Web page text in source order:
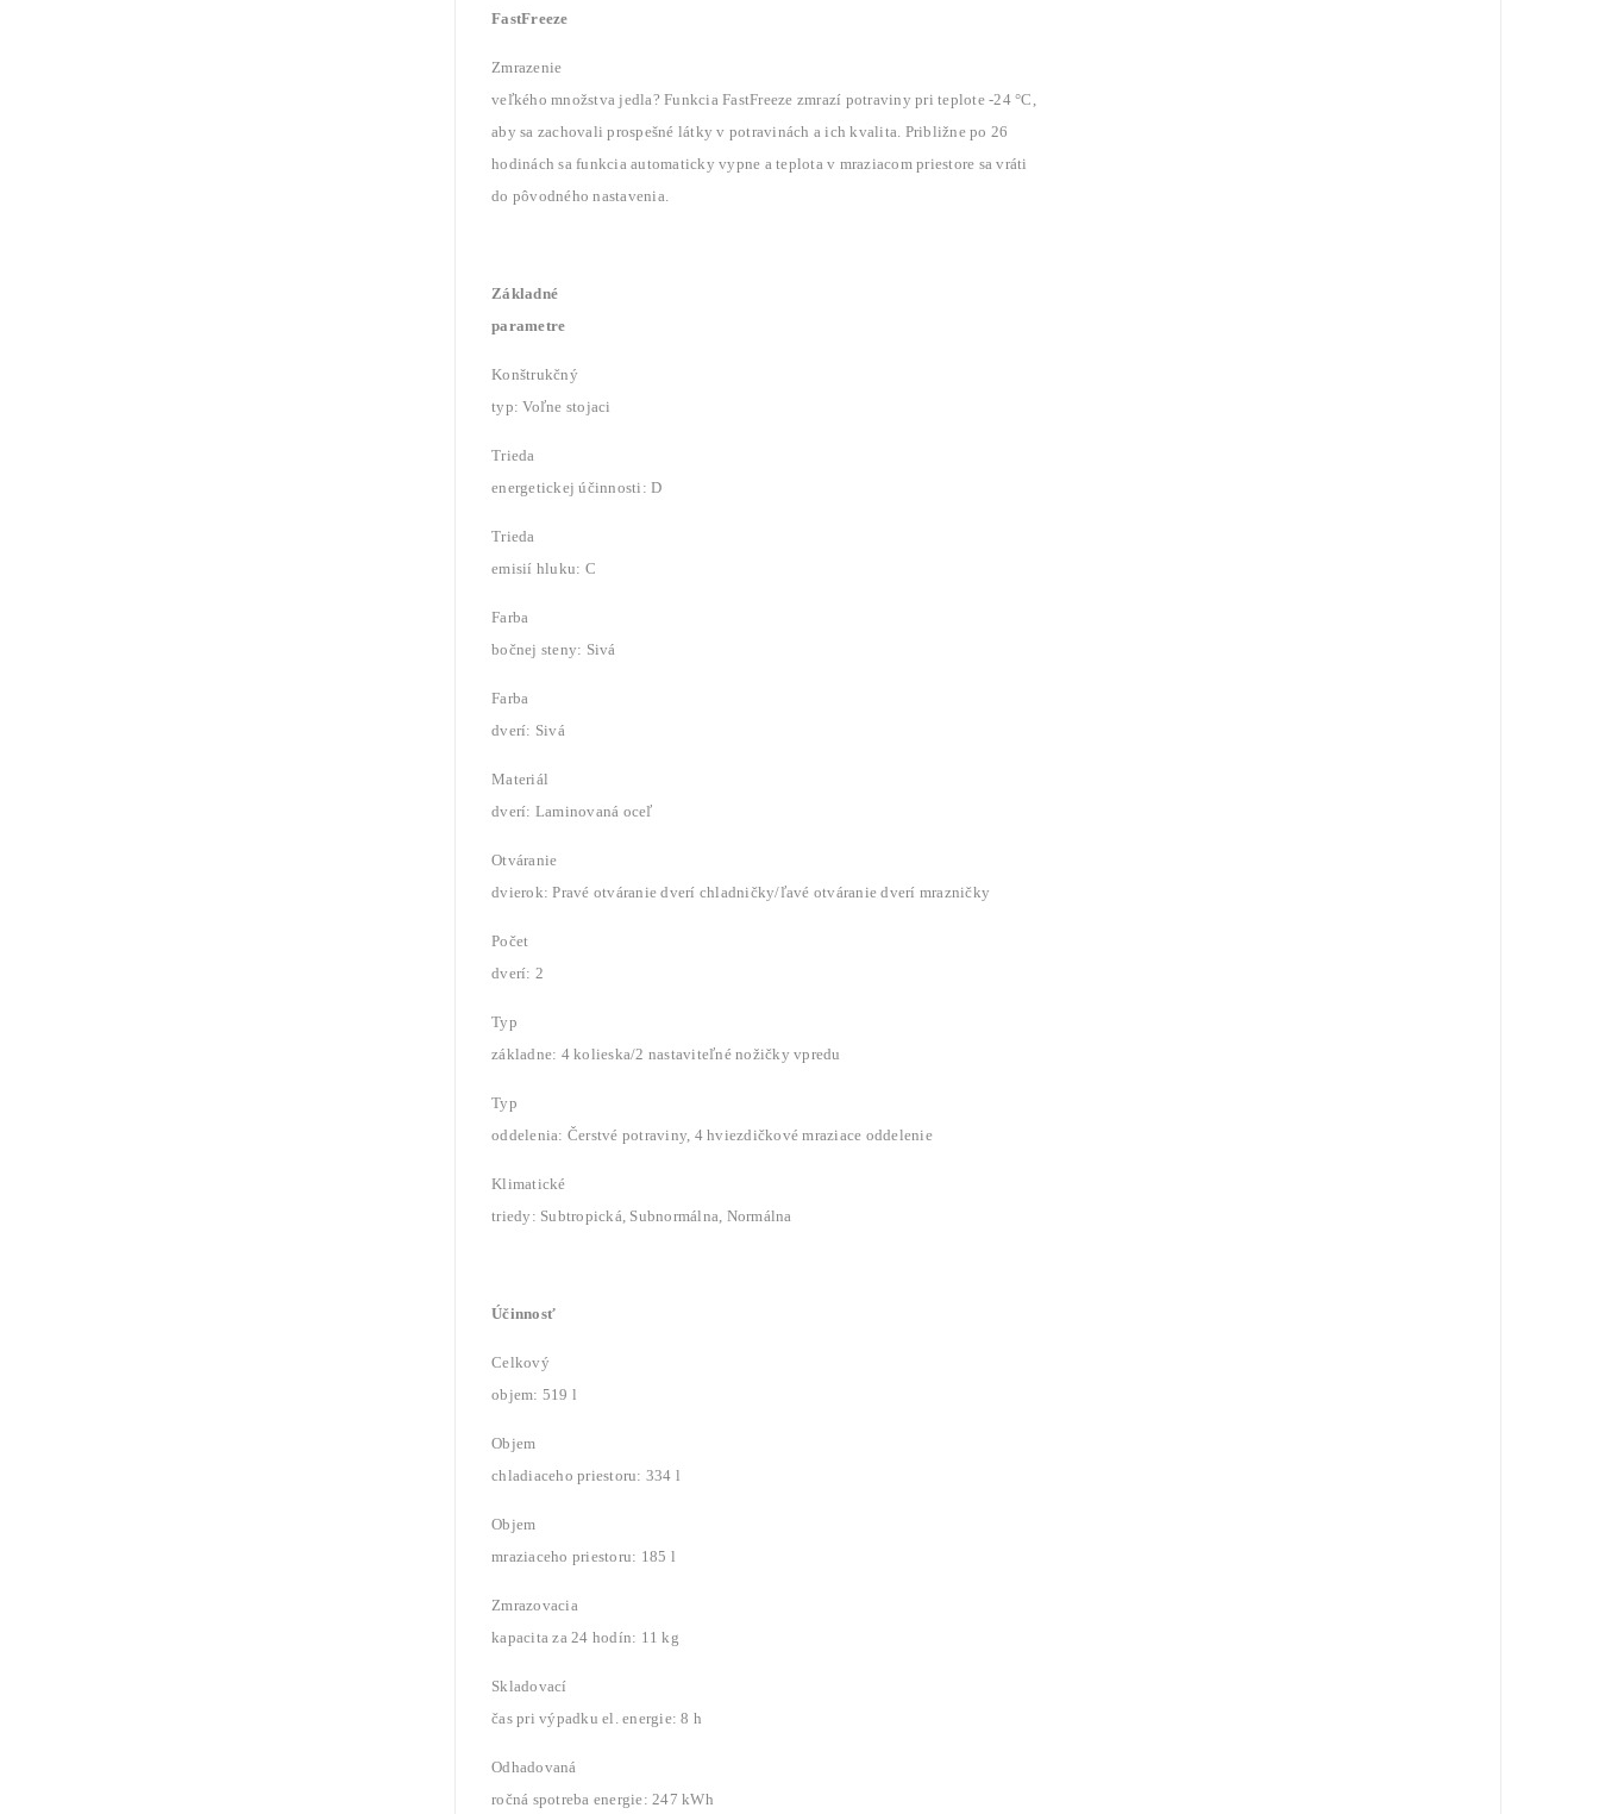
FastFreeze
Zmrazenie
veľkého množstva jedla? Funkcia FastFreeze zmrazí potraviny pri teplote -24 °C,
aby sa zachovali prospešné látky v potravinách a ich kvalita. Približne po 26
hodinách sa funkcia automaticky vypne a teplota v mraziacom priestore sa vráti
do pôvodného nastavenia.
Základné
parametre
Konštrukčný
typ: Voľne stojaci
Trieda
energetickej účinnosti: D
Trieda
emisií hluku: C
Farba
bočnej steny: Sivá
Farba
dverí: Sivá
Materiál
dverí: Laminovaná oceľ
Otváranie
dvierok: Pravé otváranie dverí chladničky/ľavé otváranie dverí mrazničky
Počet
dverí: 2
Typ
základne: 4 kolieska/2 nastaviteľné nožičky vpredu
Typ
oddelenia: Čerstvé potraviny, 4 hviezdičkové mraziace oddelenie
Klimatické
triedy: Subtropická, Subnormálna, Normálna
Účinnosť
Celkový
objem: 519 l
Objem
chladiaceho priestoru: 334 l
Objem
mraziaceho priestoru: 185 l
Zmrazovacia
kapacita za 24 hodín: 11 kg
Skladovací
čas pri výpadku el. energie: 8 h
Odhadovaná
ročná spotreba energie: 247 kWh